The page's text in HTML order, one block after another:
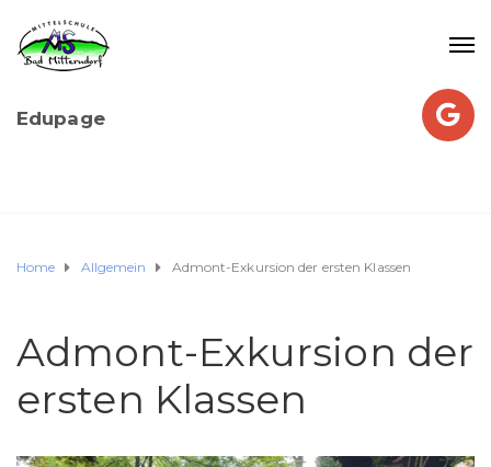
Edupage
Home Allgemein Admont-Exkursion der ersten Klassen
Admont-Exkursion der
ersten Klassen